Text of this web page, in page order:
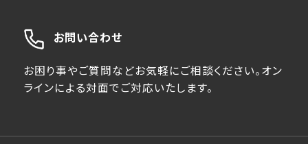
お問い合わせ
お困り事やご質問などお気軽にご相談ください。オン
ラインによる対面でご対応いたします。